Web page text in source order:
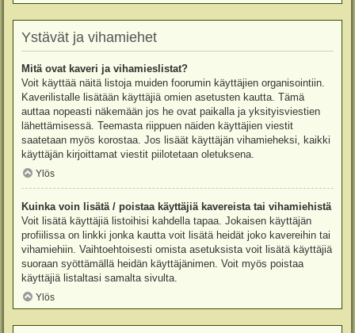
Ystävät ja vihamiehet
Mitä ovat kaveri ja vihamieslistat?
Voit käyttää näitä listoja muiden foorumin käyttäjien organisointiin.
Kaverilistalle lisätään käyttäjiä omien asetusten kautta. Tämä
auttaa nopeasti näkemään jos he ovat paikalla ja yksityisviestien
lähettämisessä. Teemasta riippuen näiden käyttäjien viestit
saatetaan myös korostaa. Jos lisäät käyttäjän vihamieheksi, kaikki
käyttäjän kirjoittamat viestit piilotetaan oletuksena.
Ylös
Kuinka voin lisätä / poistaa käyttäjiä kavereista tai vihamiehistä
Voit lisätä käyttäjiä listoihisi kahdella tapaa. Jokaisen käyttäjän
profiilissa on linkki jonka kautta voit lisätä heidät joko kavereihin tai
vihamiehiin. Vaihtoehtoisesti omista asetuksista voit lisätä käyttäjiä
suoraan syöttämällä heidän käyttäjänimen. Voit myös poistaa
käyttäjiä listaltasi samalta sivulta.
Ylös